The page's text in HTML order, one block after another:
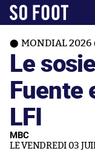
MONDIAL 2026
Le
Fuente
LFI
MBC
LE VENDREDI 03